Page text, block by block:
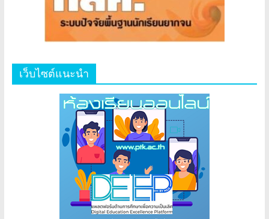
เว็บไซต์แนะนำ